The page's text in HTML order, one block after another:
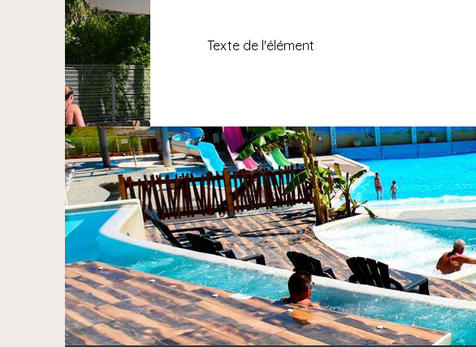
Texte de l'élément